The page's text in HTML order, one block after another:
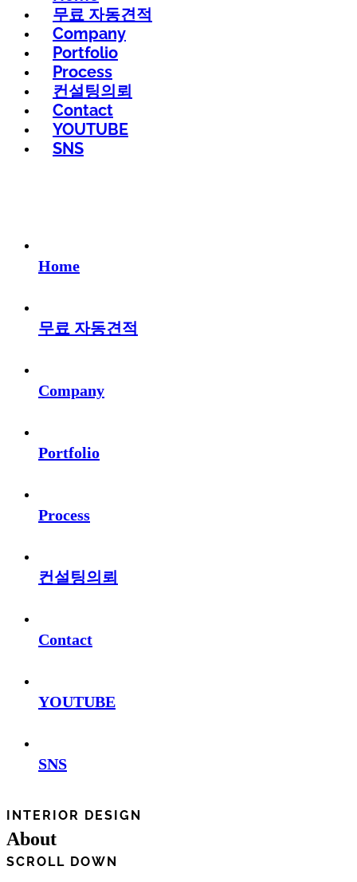
무료 자동견적
Company
Portfolio
Process
컨설팅의뢰
Contact
YOUTUBE
SNS
Home
무료 자동견적
Company
Portfolio
Process
컨설팅의뢰
Contact
YOUTUBE
SNS
INTERIOR DESIGN
About
SCROLL DOWN